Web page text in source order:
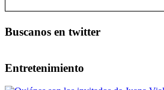
Buscanos en twitter
Entretenimiento